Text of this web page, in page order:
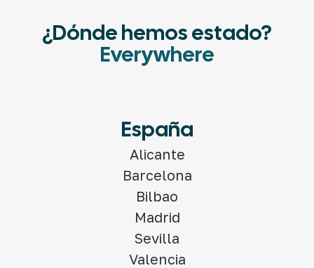
¿Dónde hemos estado?
Everywhere
España
Alicante
Barcelona
Bilbao
Madrid
Sevilla
Valencia